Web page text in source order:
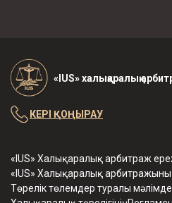
«IUS» халықаралық
«IUS» Халықаралық арбитраж
«IUS» Халықаралық
Төрелік төлемдер туралы
КЕРІ ҚОҢЫРАУ